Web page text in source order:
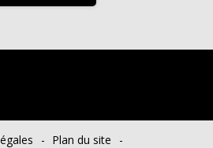
Plan du site